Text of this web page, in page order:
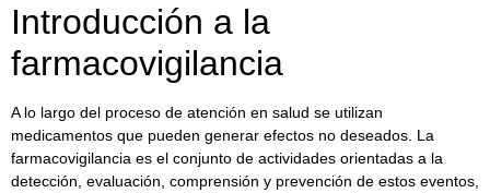
Introducción a la
farmacovigilancia
A lo largo del proceso de atención en salud se utilizan
medicamentos que pueden generar efectos no deseados. La
farmacovigilancia es el conjunto de actividades orientadas a la
detección, evaluación, comprensión y prevención de estos eventos,